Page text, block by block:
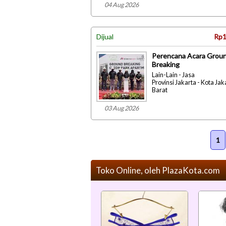
04 Aug 2026
Dijual
03 Aug 2026
Perencana Acara
Breaking
Lain-Lain - Jasa
Provinsi Jakarta - Kota
Barat
1
Toko Online, oleh PlazaKota.com